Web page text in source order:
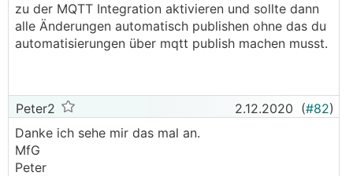
zu der MQTT Integration aktivieren und sollte dann
alle Änderungen automatisch publishen ohne das du
automatisierungen über mqtt publish machen musst.
Peter2 2.12.2020 (#82)
Danke ich sehe mir das mal an.
MfG
Peter